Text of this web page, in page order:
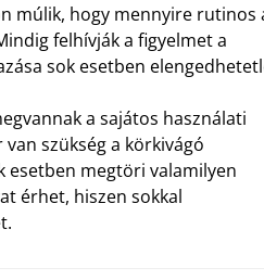
múlik, hogy mennyire rutinos
felhívják a figyelmet a
sok esetben
a sajátos használati
szükség a körkivágó
esetben megtöri valamilyen
érhet, hiszen sokkal